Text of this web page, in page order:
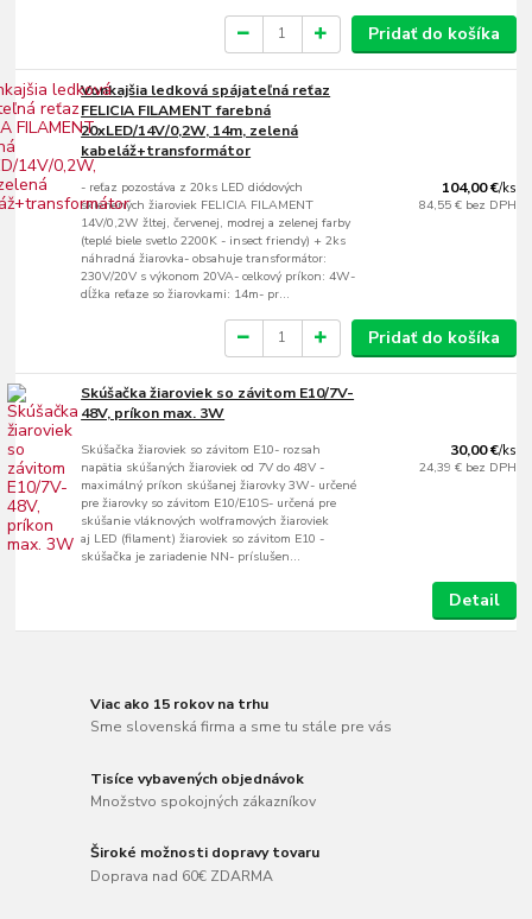
Pridať do košíka
Vonkajšia ledková spájateľná reťaz
FELICIA FILAMENT farebná
20xLED/14V/0,2W, 14m, zelená
kabeláž+transformátor
- reťaz pozostáva z 20ks LED diódových
sklenených žiaroviek FELICIA FILAMENT
14V/0,2W žltej, červenej, modrej a zelenej farby
(teplé biele svetlo 2200K - insect friendy) + 2ks
náhradná žiarovka- obsahuje transformátor:
230V/20V s výkonom 20VA- celkový príkon: 4W-
dĺžka reťaze so žiarovkami: 14m- pr...
104,00 €/ks
84,55 € bez DPH
Pridať do košíka
Skúšačka žiaroviek so závitom E10/7V-
48V, príkon max. 3W
Skúšačka žiaroviek so závitom E10- rozsah
napätia skúšaných žiaroviek od 7V do 48V -
maximálný príkon skúšanej žiarovky 3W- určené
pre žiarovky so závitom E10/E10S- určená pre
skúšanie vláknových wolframových žiaroviek
aj LED (filament) žiaroviek so závitom E10 -
skúšačka je zariadenie NN- príslušen...
30,00 €/ks
24,39 € bez DPH
Detail
Viac ako 15 rokov na trhu
Sme slovenská firma a sme tu stále pre vás
Tisíce vybavených objednávok
Množstvo spokojných zákazníkov
Široké možnosti dopravy tovaru
Doprava nad 60€ ZDARMA